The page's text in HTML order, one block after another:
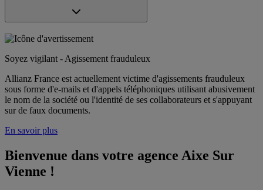
Soyez vigilant - Agissement frauduleux
Allianz France est actuellement victime d'agissements frauduleux
sous forme d'e-mails et d'appels téléphoniques utilisant abusivement
le nom de la société ou l'identité de ses collaborateurs et s'appuyant
sur de faux documents.
En savoir plus
Bienvenue dans votre agence Aixe Sur
Vienne !